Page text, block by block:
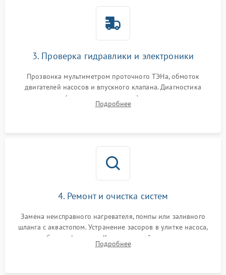
3. Проверка гидравлики и электроники
Прозвонка мультиметром проточного ТЭНа, обмоток
двигателей насосов и впускного клапана. Диагностика
прессостата (датчика уровня воды), датчика мутности,
концевика дверцы и электронного модуля управления.
Подробнее
4. Ремонт и очистка систем
Замена неисправного нагревателя, помпы или заливного
шланга с аквастопом. Устранение засоров в улитке насоса,
патрубках и фильтрах. Компонентный ремонт платы
управления, восстановление поврежденной проводки.
Подробнее